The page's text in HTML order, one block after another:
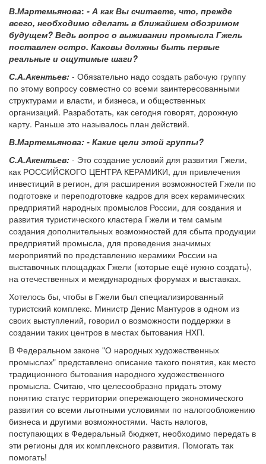
В.Мартемьянова: - А как Вы считаете, что, прежде
всего, необходимо сделать в ближайшем обозримом
будущем? Ведь вопрос о выживании промысла Гжель
поставлен остро. Каковы должны быть первые
реальные и ощутимые шаги?
С.А.Акентьев: - Обязательно надо создать рабочую группу
по этому вопросу совместно со всеми заинтересованными
структурами и власти, и бизнеса, и общественных
организаций. Разработать, как сегодня говорят, дорожную
карту. Раньше это называлось план действий.
В.Мартемьянова: - Какие цели этой группы?
С.А.Акентьев: - Это создание условий для развития Гжели,
как РОССИЙСКОГО ЦЕНТРА КЕРАМИКИ, для привлечения
инвестиций в регион, для расширения возможностей Гжели по
подготовке и переподготовке кадров для всех керамических
предприятий народных промыслов России, для создания и
развития туристического кластера Гжели и тем самым
создания дополнительных возможностей для сбыта продукции
предприятий промысла, для проведения значимых
мероприятий по представлению керамики России на
выставочных площадках Гжели (которые ещё нужно создать),
на отечественных и международных форумах и выставках.
Хотелось бы, чтобы в Гжели был специализированный
туристский комплекс. Министр Денис Мантуров в одном из
своих выступлений, говорил о возможности поддержки в
создании таких центров в местах бытования НХП.
В Федеральном законе "О народных художественных
промыслах" представлено описание такого понятия, как место
традиционного бытования народного художественного
промысла. Считаю, что целесообразно придать этому
понятию статус территории опережающего экономического
развития со всеми льготными условиями по налогообложению
бизнеса и другими возможностями. Часть налогов,
поступающих в Федеральный бюджет, необходимо передать в
эти регионы для их комплексного развития. Помогать так
помогать!